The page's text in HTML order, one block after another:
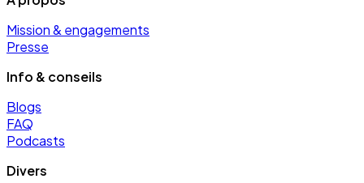
Mission & engagements
Presse
Info & conseils
Blogs
FAQ
Podcasts
Divers